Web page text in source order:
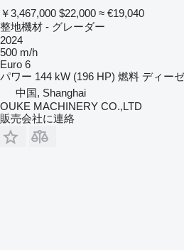
￥3,467,000 $22,000 ≈ €19,040
整地機材 - グレーダー
2024
500 m/h
Euro 6
パワー 144 kW (196 HP) 燃料 ディー
中国, Shanghai
OUKE MACHINERY CO.,LTD
販売会社に連絡